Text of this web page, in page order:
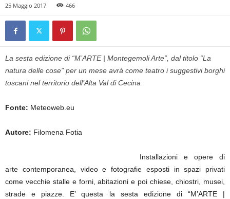
25 Maggio 2017 466
La sesta edizione di “M’ARTE | Montegemoli Arte”, dal titolo “La
natura delle cose” per un mese avrà come teatro i suggestivi borghi
toscani nel territorio dell’Alta Val di Cecina
Fonte: Meteoweb.eu
Autore: Filomena Fotia
Installazioni e opere di
arte contemporanea, video e fotografie esposti in spazi privati
come vecchie stalle e forni, abitazioni e poi chiese, chiostri, musei,
strade e piazze. E’ questa la sesta edizione di “M’ARTE |